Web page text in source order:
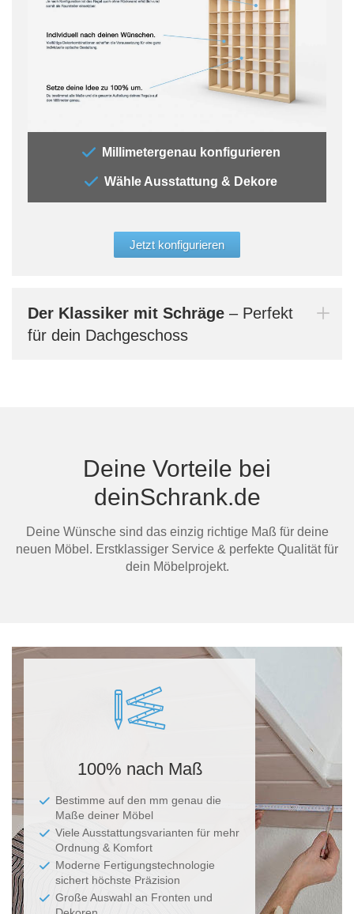
Millimetergenau konfigurieren
Wähle Ausstattung & Dekore
Jetzt konfigurieren
Der Klassiker mit Schräge – Perfekt
für dein Dachgeschoss
Deine Vorteile bei
deinSchrank.de
Deine Wünsche sind das einzig richtige Maß für deine
neuen Möbel. Erstklassiger Service & perfekte Qualität für
dein Möbelprojekt.
100% nach Maß
Bestimme auf den mm genau die
Maße deiner Möbel
Viele Ausstattungsvarianten für mehr
Ordnung & Komfort
Moderne Fertigungstechnologie
sichert höchste Präzision
Große Auswahl an Fronten und